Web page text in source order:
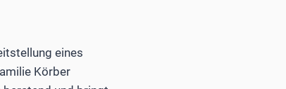
eines
Körber